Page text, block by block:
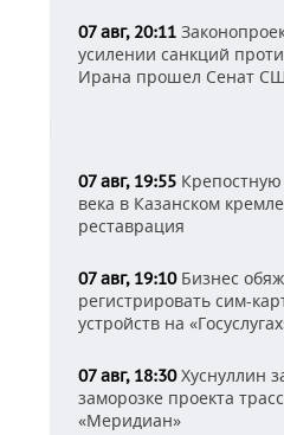
07 авг, 20:11
усилении санкций
Ирана прошел Сенат
07 авг, 19:55 Крепостную
века в Казанском
реставрация
07 авг, 19:10Бизнес
регистрировать сим-
устройств на
07 авг, 18:30Хуснуллин
заморозке проекта
«Меридиан»